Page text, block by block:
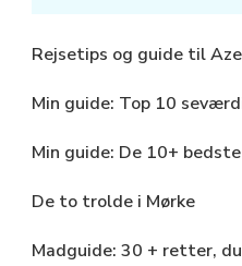
Rejsetips og guide til
Min guide: Top 10
Min guide: De 10+
De to trolde i Mørke
Madguide: 30 + retter,